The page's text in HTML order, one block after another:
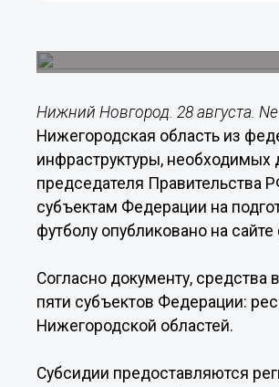
Нижний Новгород. 28 августа.
Нижегородская область из
инфраструктуры, необходимых
председателя Правительства
субъектам Федерации на
футболу опубликовано на
Согласно документу,
пяти субъектов Федерации:
Нижегородской областей.
Субсидии предоставляются